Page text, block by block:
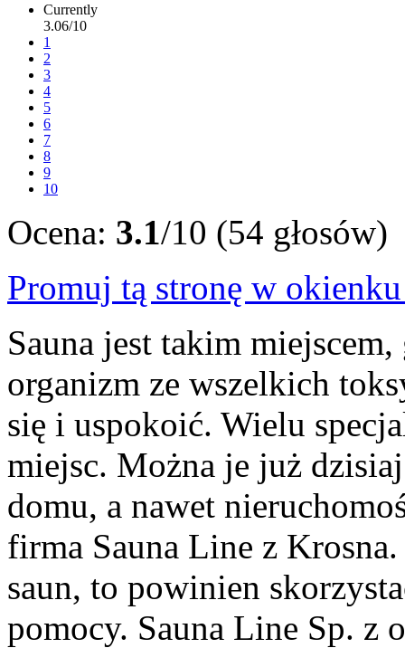
Currently
3.06/10
1
2
3
4
5
6
7
8
9
10
Ocena: 3.1/10 (54 głosów)
Promuj tą stronę w
Sauna jest takim
organizm ze wszelkich
się i uspokoić. Wielu
miejsc. Można je już
domu, a nawet
firma Sauna Line z
saun, to powinien
pomocy. Sauna Line Sp. z